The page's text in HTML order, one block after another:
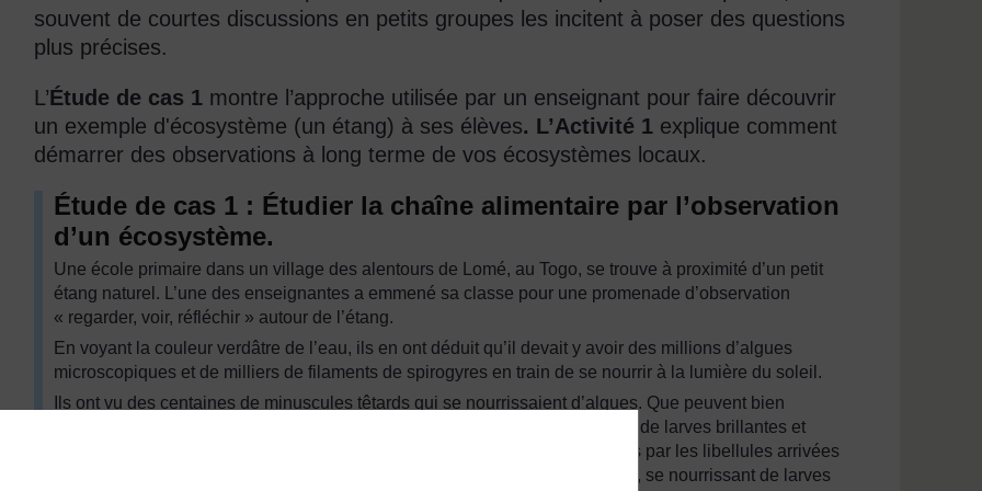
souvent de courtes discussions en petits groupes les incitent à poser des questions
plus précises.
L’Étude de cas 1 montre l’approche utilisée par un enseignant pour faire découvrir
un exemple d'écosystème (un étang) à ses élèves. L’Activité 1 explique comment
démarrer des observations à long terme de vos écosystèmes locaux.
Étude de cas 1 : Étudier la chaîne alimentaire par l’observation
d’un écosystème.
Une école primaire dans un village des alentours de Lomé, au Togo, se trouve à proximité d’un petit
étang naturel. L’une des enseignantes a emmené sa classe pour une promenade d’observation
« regarder, voir, réfléchir » autour de l’étang.
En voyant la couleur verdâtre de l’eau, ils en ont déduit qu’il devait y avoir des millions d’algues
microscopiques et de milliers de filaments de spirogyres en train de se nourrir à la lumière du soleil.
Ils ont vu des centaines de minuscules têtards qui se nourrissaient d’algues. Que peuvent bien
manger les têtards ? Koffi a remarqué environ une quinzaine d’enveloppes de larves brillantes et
cassantes (exosquelettes) accrochées aux tiges des roseaux, abandonnées par les libellules arrivées
à maturité. Il y avait peut-être une dizaine de grenouilles vivant dans l’étang, se nourrissant de larves